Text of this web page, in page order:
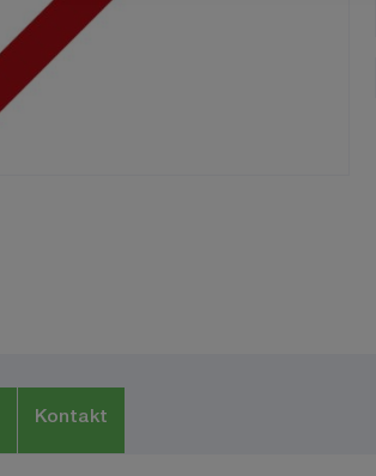
Kontakt